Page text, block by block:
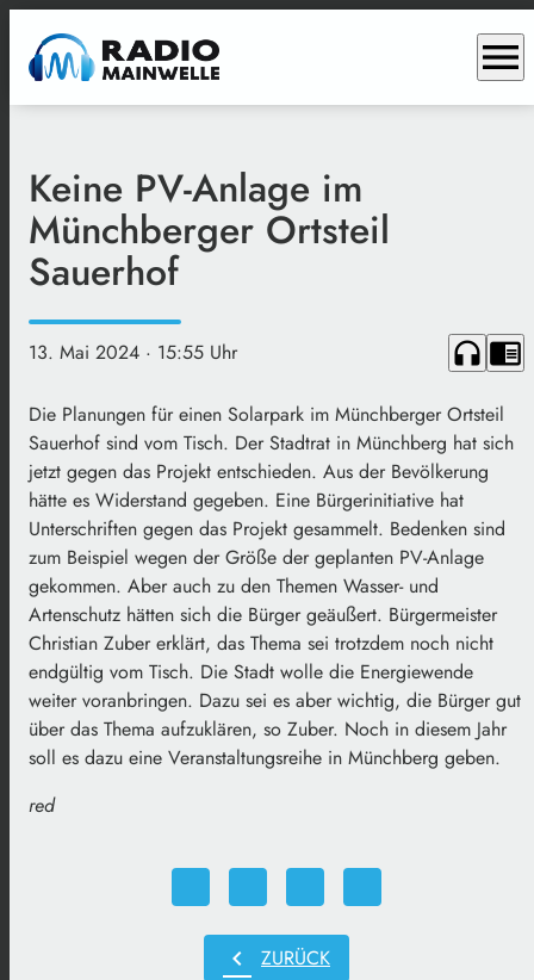
menu
Keine PV-Anlage im
Münchberger Ortsteil
Sauerhof
13. Mai 2024 · 15:55 Uhr headphones chrome_reader_mode
Die Planungen für einen Solarpark im Münchberger Ortsteil
Sauerhof sind vom Tisch. Der Stadtrat in Münchberg hat sich
jetzt gegen das Projekt entschieden. Aus der Bevölkerung
hätte es Widerstand gegeben. Eine Bürgerinitiative hat
Unterschriften gegen das Projekt gesammelt. Bedenken sind
zum Beispiel wegen der Größe der geplanten PV-Anlage
gekommen. Aber auch zu den Themen Wasser- und
Artenschutz hätten sich die Bürger geäußert. Bürgermeister
Christian Zuber erklärt, das Thema sei trotzdem noch nicht
endgültig vom Tisch. Die Stadt wolle die Energiewende
weiter voranbringen. Dazu sei es aber wichtig, die Bürger gut
über das Thema aufzuklären, so Zuber. Noch in diesem Jahr
soll es dazu eine Veranstaltungsreihe in Münchberg geben.
red
chevron_left ZURÜCK